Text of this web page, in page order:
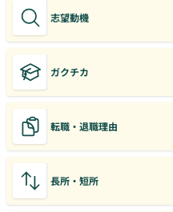
志望動機
ガクチカ
転職・退職理由
長所・短所